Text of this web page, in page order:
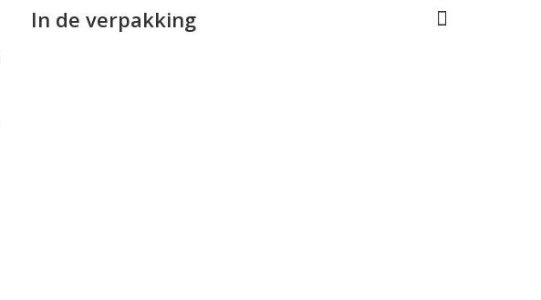
In de verpakking